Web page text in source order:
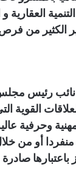
التنمية
الكثير من
نائب رئيس
القوية
وحرفية
أو من
باعتبارها